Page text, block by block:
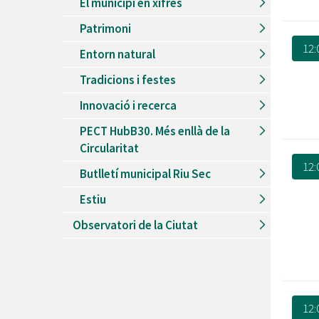
Patrimoni
Entorn natural
Tradicions i festes
Innovació i recerca
PECT HubB30. Més enllà de la
Circularitat
Butlletí municipal Riu Sec
Estiu
Observatori de la Ciutat